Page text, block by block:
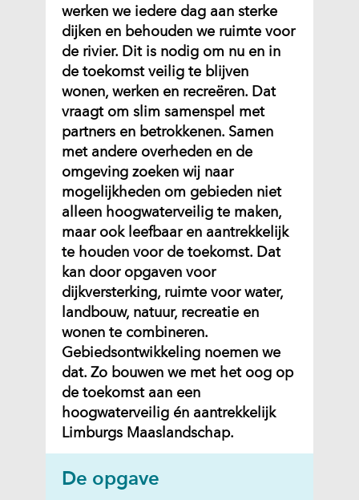
werken we iedere dag aan sterke
dijken en behouden we ruimte voor
de rivier. Dit is nodig om nu en in
de toekomst veilig te blijven
wonen, werken en recreëren. Dat
vraagt om slim samenspel met
partners en betrokkenen. Samen
met andere overheden en de
omgeving zoeken wij naar
mogelijkheden om gebieden niet
alleen hoogwaterveilig te maken,
maar ook leefbaar en aantrekkelijk
te houden voor de toekomst. Dat
kan door opgaven voor
dijkversterking, ruimte voor water,
landbouw, natuur, recreatie en
wonen te combineren.
Gebiedsontwikkeling noemen we
dat. Zo bouwen we met het oog op
de toekomst aan een
hoogwaterveilig én aantrekkelijk
Limburgs Maaslandschap.
De opgave